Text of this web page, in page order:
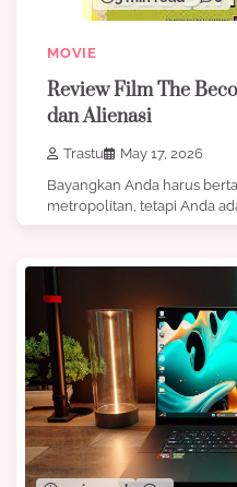
MOVIE
Review Film The
dan Alienasi
Trastu
May 17, 2026
Bayangkan Anda harus
metropolitan, tetapi Anda